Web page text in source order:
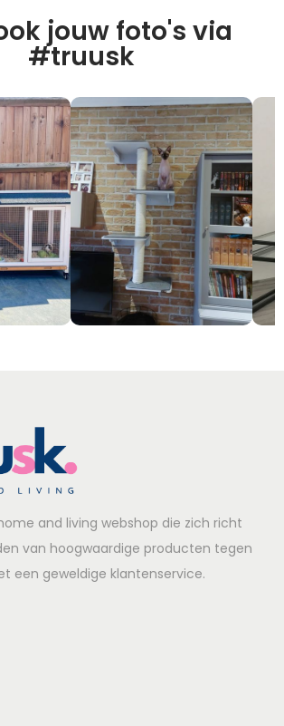
jouw foto's via
#truusk
home and living webshop die zich richt
van hoogwaardige producten tegen
een geweldige klantenservice.